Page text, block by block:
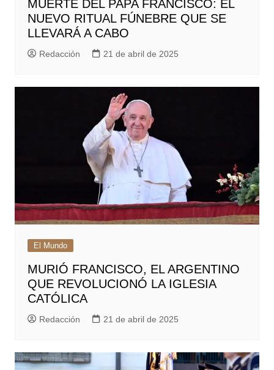
MUERTE DEL PAPA FRANCISCO: EL
NUEVO RITUAL FÚNEBRE QUE SE
LLEVARÁ A CABO
Redacción 21 de abril de 2025
El Mundo
MURIÓ FRANCISCO, EL ARGENTINO
QUE REVOLUCIONÓ LA IGLESIA
CATÓLICA
Redacción 21 de abril de 2025